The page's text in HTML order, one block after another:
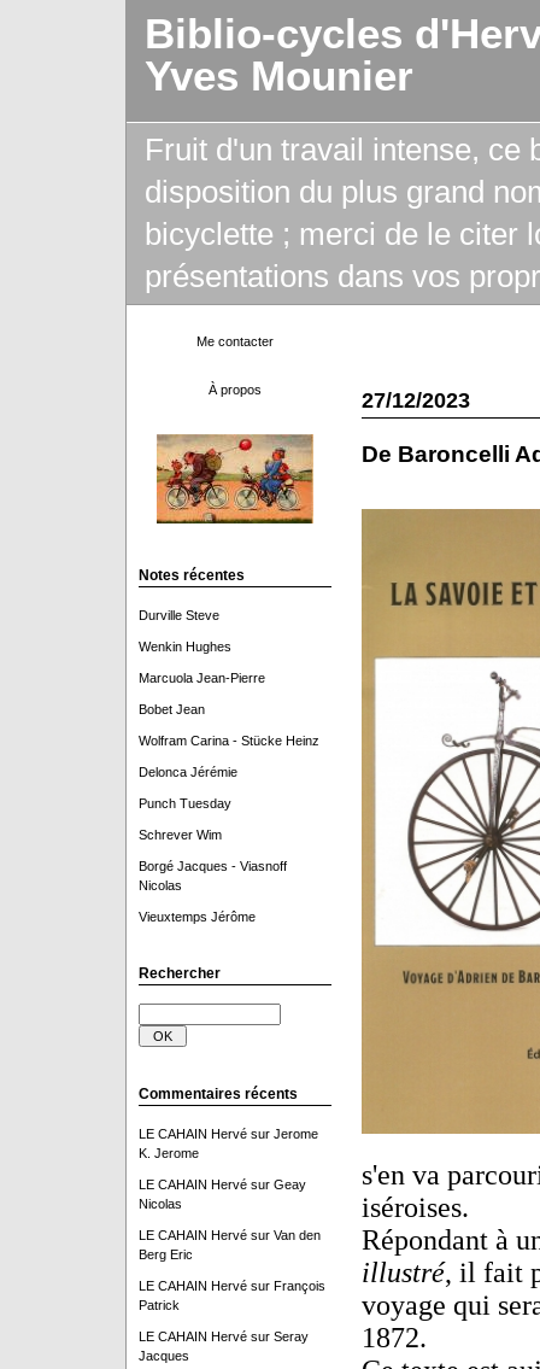
Biblio-cycles
Yves Mounier
Fruit d'un travail intense, ce
disposition du plus grand
bicyclette ; merci de le citer
présentations dans vos
Me contacter
À propos
Notes récentes
Durville Steve
Wenkin Hughes
Marcuola Jean-Pierre
Bobet Jean
Wolfram Carina - Stücke Heinz
Delonca Jérémie
Punch Tuesday
Schrever Wim
Borgé Jacques - Viasnoff
Nicolas
Vieuxtemps Jérôme
Rechercher
Commentaires récents
LE CAHAIN Hervésur Jerome
K. Jerome
LE CAHAIN Hervésur Geay
Nicolas
LE CAHAIN Hervésur Van den
Berg Eric
LE CAHAIN Hervésur François
Patrick
LE CAHAIN Hervésur Seray
Jacques
27/12/2023
De Baroncelli
s'en va
iséroises.
Répondant à
illustré, il fait
voyage qui
1872.